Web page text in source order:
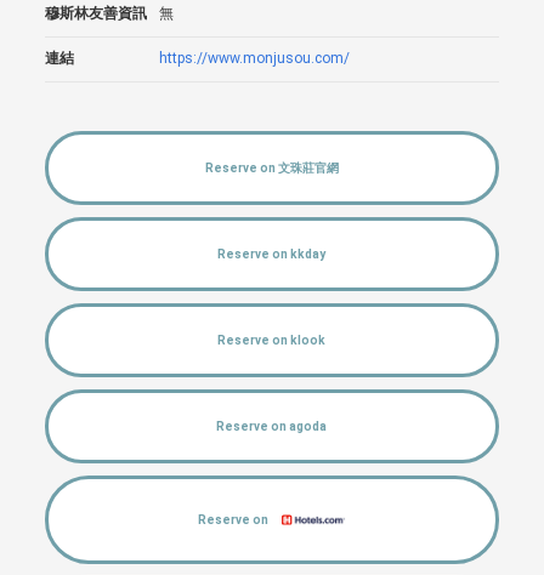
穆斯林友善資訊 無
連結 https://www.monjusou.com/
Reserve on 文珠莊官網
Reserve on kkday
Reserve on klook
Reserve on agoda
Reserve on